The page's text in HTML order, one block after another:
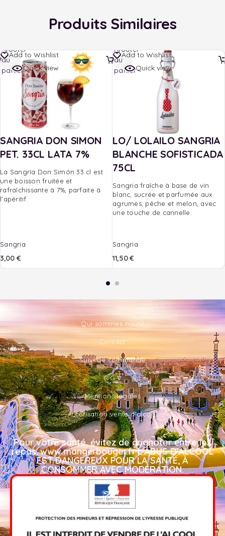
Produits Similaires
Add to Wishlist
Quick view
SANGRIA DON SIMON
PET. 33CL LATA 7%
La Sangría Don Simón 33 cl est
une boisson fruitée et
rafraîchissante à 7%, parfaite à
l’apéritif.
Sangria
3,00 €
Ajouter
au
panier
Add to Wishlist
Quick view
LO/ LOLAILO SANGRIA
BLANCHE SOFISTICADA
75CL
Sangria fraîche à base de vin
blanc, sucrée et parfumée aux
agrumes, pêche et melon, avec
une touche de cannelle.
Sangria
11,50€
Ajouter
au
panier
Qui sommes nous?
Contact
Suivi de commande
C.G.V
Mentions légales
Autorisation vente d'alcool
Pour votre santé, évitez de grignoter entre les
repas. www.mangerbouger.fr L'ABUS D'ALCOOL
EST DANGEREUX POUR LA SANTÉ, À
CONSOMMER AVEC MODÉRATION.​